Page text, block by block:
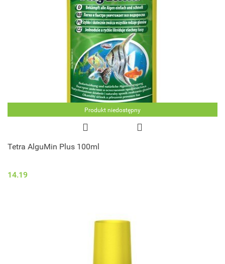
Produkt niedostępny
Tetra AlguMin Plus 100ml
14.19